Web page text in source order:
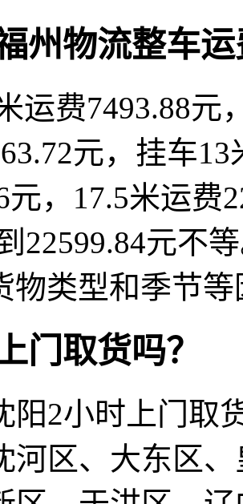
州物流整车
运费7493.88元
元，挂车
元，17.5米运费
22599.84元不
物类型和季节
门取货吗？
阳2小时上门取
河区、大东区